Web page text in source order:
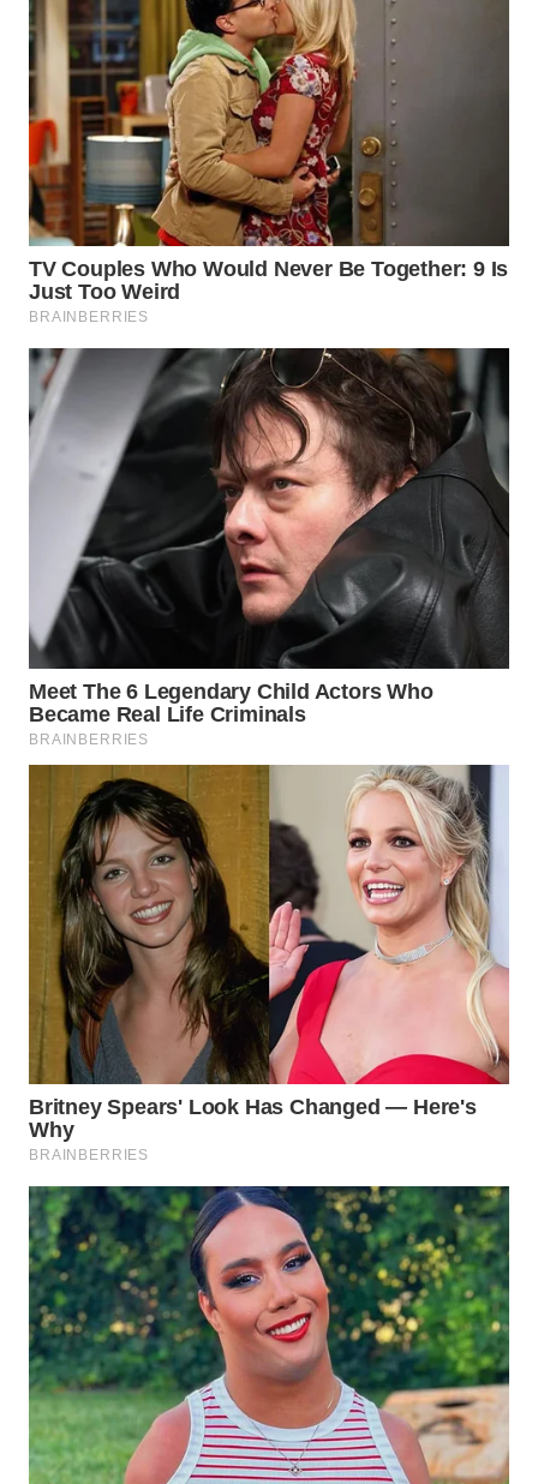
SUMEDANG
CIANJUR
WN
KEPULAUAN
SERIBU
WN
TANGERANG
WN
BINJAI
WN
CIREBON
WN
INDRAMAYU
KUNINGAN
WN
MAJALENGKA
WN
SUBANG
WN
SUKABUMI
WN
PURWAKARTA
WN
PRIANGAN
TIMUR
WN
SEMARANG
WN
SOLO
WN
BOROBUDUR
WN